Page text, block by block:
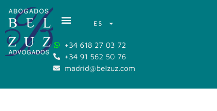
ES
+34 618 27 03 72
+34 91 562 50 76
madrid@belzuz.com